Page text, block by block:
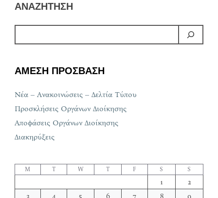
ΑΝΑΖΗΤΗΣΗ
ΑΜΕΣΗ ΠΡΟΣΒΑΣΗ
Νέα – Ανακοινώσεις – Δελτία Τύπου
Προσκλήσεις Οργάνων Διοίκησης
Αποφάσεις Οργάνων Διοίκησης
Διακηρύξεις
M T W T F S S
1
2
3
4 5 6 7 8 9